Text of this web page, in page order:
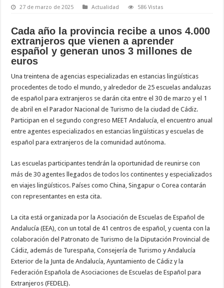
27 de marzo de 2025 Actualidad 586 Vistas
Cada año la provincia recibe a unos 4.000
extranjeros que vienen a aprender
español y generan unos 3 millones de
euros
Una treintena de agencias especializadas en estancias lingüísticas
procedentes de todo el mundo, y alrededor de 25 escuelas andaluzas
de español para extranjeros se darán cita entre el 30 de marzo y el 1
de abril en el Parador Nacional de Turismo de la ciudad de Cádiz.
Participan en el segundo congreso MEET Andalucía, el encuentro anual
entre agentes especializados en estancias lingüísticas y escuelas de
español para extranjeros de la comunidad autónoma.
Las escuelas participantes tendrán la oportunidad de reunirse con
más de 30 agentes llegados de todos los continentes y especializados
en viajes lingüísticos. Países como China, Singapur o Corea contarán
con representantes en esta cita.
La cita está organizada por la Asociación de Escuelas de Español de
Andalucía (EEA), con un total de 41 centros de español, y cuenta con la
colaboración del Patronato de Turismo de la Diputación Provincial de
Cádiz, además de Turespaña, Consejería de Turismo y Andalucía
Exterior de la Junta de Andalucía, Ayuntamiento de Cádiz y la
Federación Española de Asociaciones de Escuelas de Español para
Extranjeros (FEDELE).